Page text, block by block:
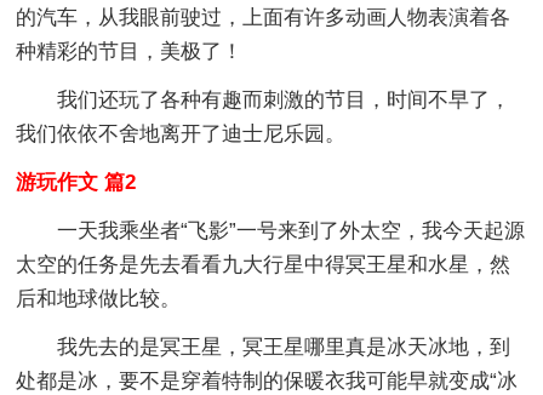
的汽车，从我眼前驶过，上面有许多动画人物表演着各
种精彩的节目，美极了！
我们还玩了各种有趣而刺激的节目，时间不早了，
我们依依不舍地离开了迪士尼乐园。
游玩作文 篇2
一天我乘坐者“飞影”一号来到了外太空，我今天起源
太空的任务是先去看看九大行星中得冥王星和水星，然
后和地球做比较。
我先去的是冥王星，冥王星哪里真是冰天冰地，到
处都是冰，要不是穿着特制的保暖衣我可能早就变成“冰